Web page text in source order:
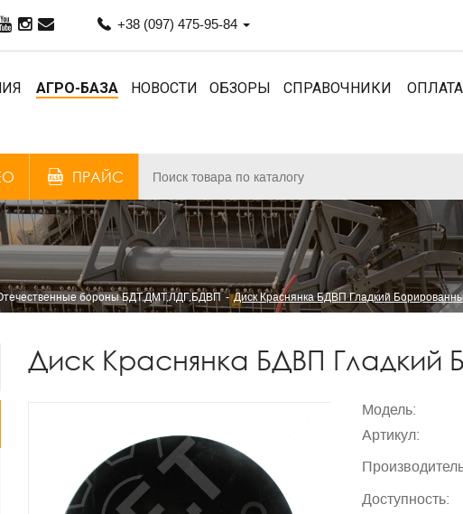
+38 (097) 475-95-84
АГРО-БАЗА НОВОСТИ ОБЗОРЫ СПРАВОЧНИКИ
ПРАЙС
бороны БДТ,ДМТ,ЛДГ,БДВП Диск Краснянка БДВП Гладкий
Диск Краснянка БДВП Гладкий
Модель:
Артикул:
Доступность: